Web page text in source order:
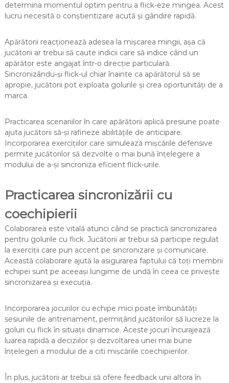
determina momentul optim pentru a flick-eze mingea. Acest
lucru necesită o conștientizare acută și gândire rapidă.
Apărătorii reacționează adesea la mișcarea mingii, așa că
jucătorii ar trebui să caute indicii care să indice când un
apărător este angajat într-o direcție particulară.
Sincronizându-și flick-ul chiar înainte ca apărătorul să se
apropie, jucătorii pot exploata golurile și crea oportunități de a
marca.
Practicarea scenariilor în care apărătorii aplică presiune poate
ajuta jucătorii să-și rafineze abilitățile de anticipare.
Incorporarea exercițiilor care simulează mișcările defensive
permite jucătorilor să dezvolte o mai bună înțelegere a
modului de a-și sincroniza eficient flick-urile.
Practicarea sincronizării cu
coechipierii
Colaborarea este vitală atunci când se practică sincronizarea
pentru golurile cu flick. Jucătorii ar trebui să participe regulat
la exerciții care pun accent pe sincronizare și comunicare.
Această colaborare ajută la asigurarea faptului că toți membrii
echipei sunt pe aceeași lungime de undă în ceea ce privește
sincronizarea și execuția.
Incorporarea jocurilor cu echipe mici poate îmbunătăți
sesiunile de antrenament, permițând jucătorilor să lucreze la
goluri cu flick în situații dinamice. Aceste jocuri încurajează
luarea rapidă a deciziilor și dezvoltarea unei mai bune
înțelegeri a modului de a citi mișcările coechipierilor.
În plus, jucătorii ar trebui să ofere feedback unii altora în